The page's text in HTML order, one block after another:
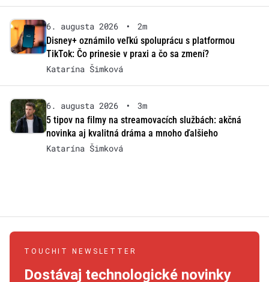
6. augusta 2026 •
2m
Disney+ oznámilo veľkú spoluprácu s platformou
TikTok: Čo prinesie v praxi a čo sa zmení?
Katarína Šimková
6. augusta 2026 •
3m
5 tipov na filmy na streamovacích službách: akčná
novinka aj kvalitná dráma a mnoho ďalšieho
Katarína Šimková
TOUCHIT NEWSLETTER
Dostávaj technologické novinky